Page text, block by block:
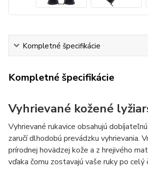
Kompletné špecifikácie
Kompletné špecifikácie
Vyhrievané kožené
Vyhrievané rukavice obsahujú
zaručí dlhodobú prevádzku vyhrievania.
prírodnej hovädzej kože a z hrejivého
vďaka čomu zostavajú vaše ruky po